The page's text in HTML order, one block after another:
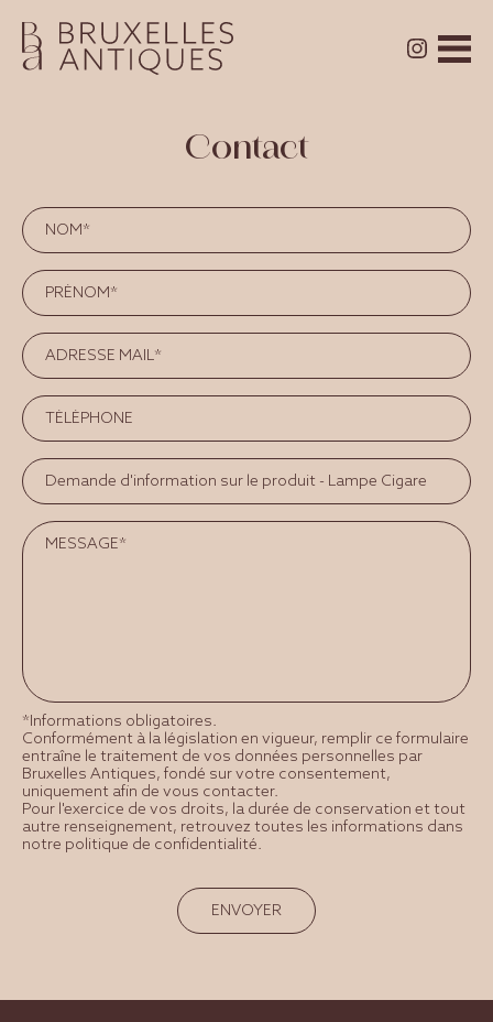
Contact
*Informations obligatoires.
Conformément à la législation en vigueur, remplir ce formulaire
entraîne le traitement de vos données personnelles par
Bruxelles Antiques, fondé sur votre consentement,
uniquement afin de vous contacter.
Pour l'exercice de vos droits, la durée de conservation et tout
autre renseignement, retrouvez toutes les informations dans
notre politique de confidentialité.
ENVOYER